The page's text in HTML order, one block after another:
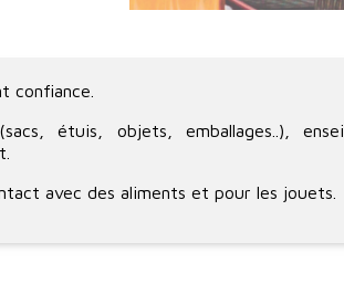
confiance.
étuis, objets, emballages..),
avec des aliments et pour les jouets.